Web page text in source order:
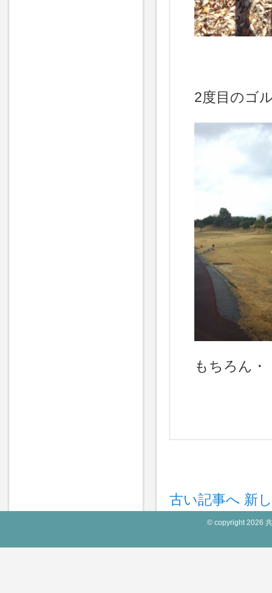
2度目のゴ
もちろん・
古い記事へ 新
© copyright 2026